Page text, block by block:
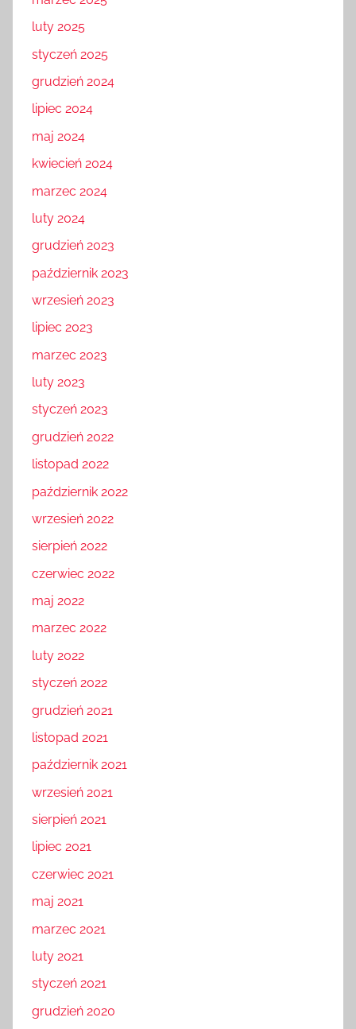
luty 2025
styczeń 2025
grudzień 2024
lipiec 2024
maj 2024
kwiecień 2024
marzec 2024
luty 2024
grudzień 2023
październik 2023
wrzesień 2023
lipiec 2023
marzec 2023
luty 2023
styczeń 2023
grudzień 2022
listopad 2022
październik 2022
wrzesień 2022
sierpień 2022
czerwiec 2022
maj 2022
marzec 2022
luty 2022
styczeń 2022
grudzień 2021
listopad 2021
październik 2021
wrzesień 2021
sierpień 2021
lipiec 2021
czerwiec 2021
maj 2021
marzec 2021
luty 2021
styczeń 2021
grudzień 2020